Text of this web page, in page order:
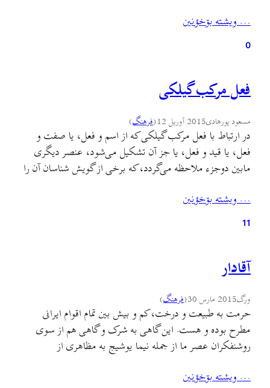
ذکر دلایلی به نقش ساختاری این…
… ويشته بۊخؤنين
0
فعل مرکب گیلکی
مسعود پورهادی2015 آوریل 12 (فرهنگ)
در ارتباط با فعل مرکب گیلکی که از اسم و فعل، یا صفت و
فعل، یا قید و فعل، یا جز آن تشکیل می‌شود، عنصر دیگری
مابین دوجزء ملاحظه می‌گردد، که برخی از گویش شناسان آن را
ذکر دلایلی به نقش ساختاری این…
… ويشته بۊخؤنين
11
آقادار
ورگ2015 مارس 30 (فرهنگ)
حرمت به طبیعت و درخت، کم و بیش بین تمام اقوام ایرانی
مطرح بوده و هست. این گاهی به شرک و گاهی هم از سوی
روشنفکران عصر ما از جمله نیما یوشیج به مظاهری از
انگیزه‌های دینی و برای مبارزه با شرک در یکی از…
… ويشته بۊخؤنين